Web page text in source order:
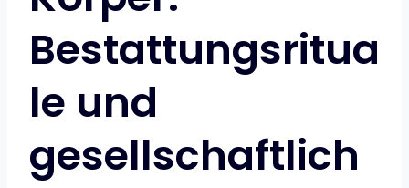
Bestattungsritua
le und
gesellschaftlich